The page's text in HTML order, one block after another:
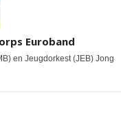
Euroband
en Jeugdorkest (JEB) Jong